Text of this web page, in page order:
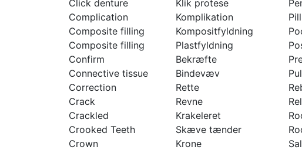
Click denture
Klik protese
Complication
Komplikation Pill
Composite filling
Kompositfyldning
Composite filling
Plastfyldning
Confirm
Bekræfte
Connective tissue
Bindevæv
Correction
Rette
Crack
Revne
Crackled
Krakeleret
Crooked Teeth
Skæve tænder
Crown
Krone